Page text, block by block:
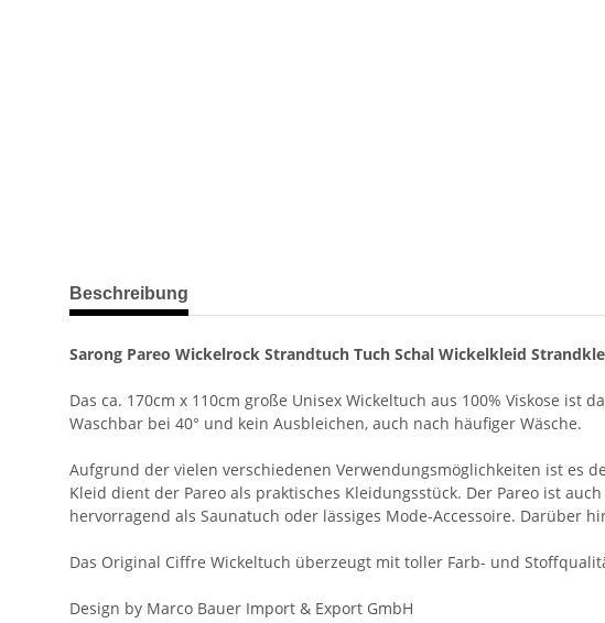
weitere Registerkarten anzeigen
Beschreibung
Sarong Pareo Wickelrock Strandtuch Tuch Schal Wickelkleid
Das ca. 170cm x 110cm große Unisex Wickeltuch aus 100% Viskose ist
Waschbar bei 40° und kein Ausbleichen, auch nach häufiger Wäsche.
Aufgrund der vielen verschiedenen Verwendungsmöglichkeiten ist es
Kleid dient der Pareo als praktisches Kleidungsstück. Der Pareo ist
hervorragend als Saunatuch oder lässiges Mode-Accessoire. Darüber
Das Original Ciffre Wickeltuch überzeugt mit toller Farb- und
Design by Marco Bauer Import & Export GmbH